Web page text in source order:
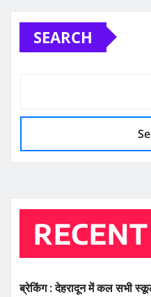
SEARCH
ब्रेकिंग : देहरादून में कल सभी